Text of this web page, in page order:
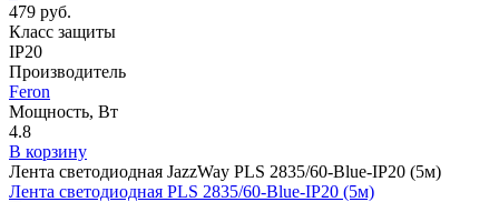
479 руб.
Класс защиты
IP20
Производитель
Feron
Мощность, Вт
4.8
В корзину
Лента светодиодная JazzWay PLS 2835/60-Blue-IP20 (5м)
Лента светодиодная PLS 2835/60-Blue-IP20 (5м)